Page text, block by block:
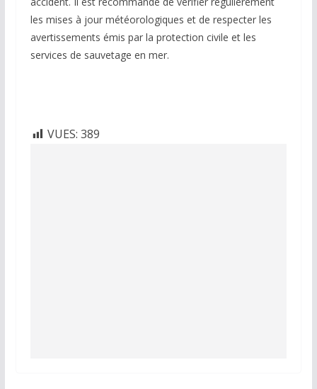
les mises à jour météorologiques et de respecter les
avertissements émis par la protection civile et les
services de sauvetage en mer.
VUES: 389